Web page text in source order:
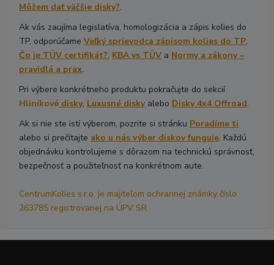
Môžem dať väčšie disky?.
Ak vás zaujíma legislatíva, homologizácia a zápis kolies do
TP, odporúčameVeľký sprievodca zápisom kolies do TP,
Čo je TÜV certifikát?, KBA vs TÜV a Normy a zákony –
pravidlá a prax.
Pri výbere konkrétneho produktu pokračujte do sekcií
Hliníkové disky, Luxusné diskyalebo Disky 4x4 Offroad.
Ak si nie ste istí výberom, pozrite si stránku Poradíme ti
alebo si prečítajte ako u nás výber diskov funguje. Každú
objednávku kontrolujeme s dôrazom na technickú správnosť,
bezpečnosť a použiteľnosť na konkrétnom aute.
CentrumKolies s.r.o. je majiteľom ochrannej známky číslo
263785 registrovanej na ÚPV SR